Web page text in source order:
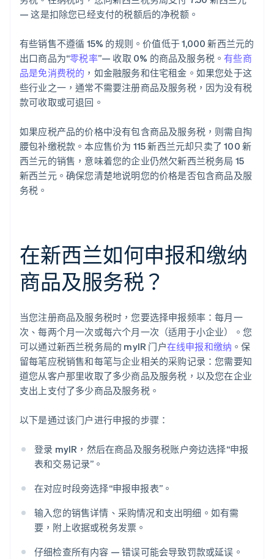
— 这是扣除您已经支付的税额后的净税额。
有些销售不遵循 15% 的规则。价值低于 1,000 新西兰元的
出口商品为“零税率”— 收取 0% 的商品及服务税。有些商
品是免消费税的 ，如金融服务和住宅租金。如果您处于这
些行业之一，通常不需要注册商品及服务税，因为没有税
款可收取或可退回。
如果应税产品的价格中没有包含商品及服务税，则需自掏
腰包补缴税款。本应售价为 115 新西兰元却只卖了 100 新
西兰元的销售，意味着您的企业仍然欠新西兰税务局 15
新西兰元。确保您清楚地说明您的价格是否包含商品及服
务税。
在新西兰如何申报和缴纳
商品及服务税？
当您注册商品及服务税时，您要选择申报频率：每月一
次、每两个月一次或每六个月一次（适用于小企业）。您
可以通过新西兰税务局的 myIR 门户在线申报和缴纳 。保
留每笔应税销售和每笔与企业相关的采购记录：您需要知
道您从客户那里收取了多少商品及服务税，以及您在企业
支出上支付了多少商品及服务税。
以下是通过该门户进行申报的步骤：
登录 myIR，然后在商品及服务税账户旁边选择“申报
表和交易记录”。
在对应时段旁选择“申报申报表”。
输入您的销售详情、采购情况和支出明细。如有需
要，附上收据或税务发票。
仔细检查所有内容 — 错误可能会导致罚款或延误。